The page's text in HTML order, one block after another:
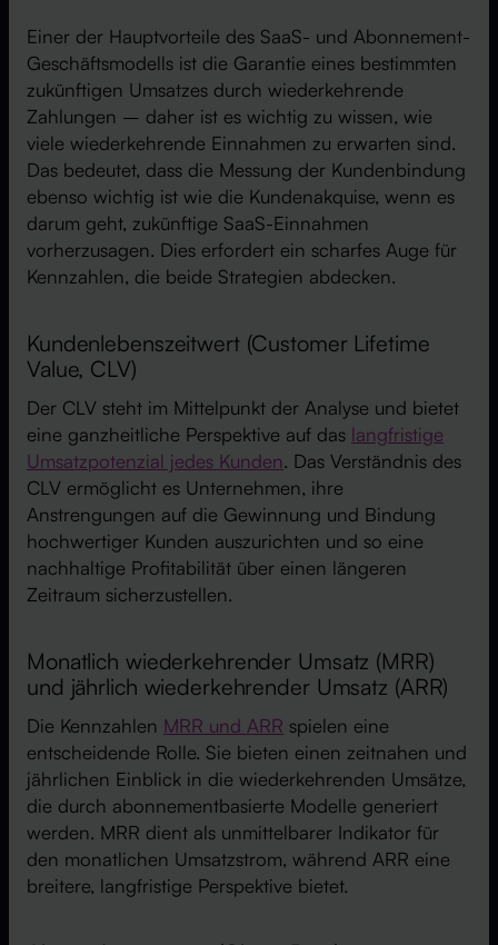
Einer der Hauptvorteile des SaaS- und Abonnement-
Geschäftsmodells ist die Garantie eines bestimmten
zukünftigen Umsatzes durch wiederkehrende
Zahlungen – daher ist es wichtig zu wissen, wie
viele wiederkehrende Einnahmen zu erwarten sind.
Das bedeutet, dass die Messung der Kundenbindung
ebenso wichtig ist wie die Kundenakquise, wenn es
darum geht, zukünftige SaaS-Einnahmen
vorherzusagen. Dies erfordert ein scharfes Auge für
Kennzahlen, die beide Strategien abdecken.
Kundenlebenszeitwert (Customer Lifetime
Value, CLV)
Der CLV steht im Mittelpunkt der Analyse und bietet
eine ganzheitliche Perspektive auf das langfristige
Umsatzpotenzial jedes Kunden. Das Verständnis des
CLV ermöglicht es Unternehmen, ihre
Anstrengungen auf die Gewinnung und Bindung
hochwertiger Kunden auszurichten und so eine
nachhaltige Profitabilität über einen längeren
Zeitraum sicherzustellen.
Monatlich wiederkehrender Umsatz (MRR)
und jährlich wiederkehrender Umsatz (ARR)
Die Kennzahlen MRR und ARR spielen eine
entscheidende Rolle. Sie bieten einen zeitnahen und
jährlichen Einblick in die wiederkehrenden Umsätze,
die durch abonnementbasierte Modelle generiert
werden. MRR dient als unmittelbarer Indikator für
den monatlichen Umsatzstrom, während ARR eine
breitere, langfristige Perspektive bietet.